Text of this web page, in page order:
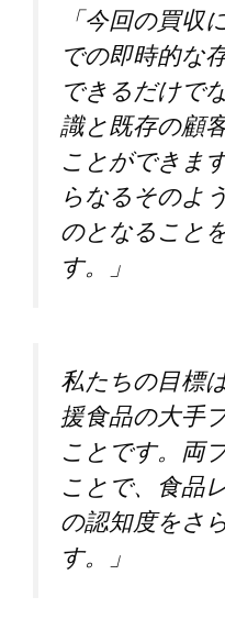
「今回の買収
での即時的な
できるだけで
識と既存の顧
ことができま
らなるそのよ
のとなること
す。」
私たちの目標
援食品の大手
ことです。両
ことで、食品
の認知度をさ
す。」